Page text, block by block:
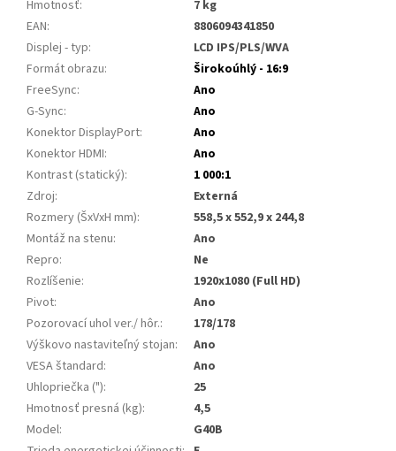
Hmotnosť:
7 kg
EAN:
8806094341850
Displej - typ:
LCD IPS/PLS/WVA
Formát obrazu:
Širokoúhlý - 16:9
FreeSync:
Ano
G-Sync:
Ano
Konektor DisplayPort:
Ano
Konektor HDMI:
Ano
Kontrast (statický):
1 000:1
Zdroj:
Externá
Rozmery (ŠxVxH mm):
558,5 x 552,9 x 244,8
Montáž na stenu:
Ano
Repro:
Ne
Rozlíšenie:
1920x1080 (Full HD)
Pivot:
Ano
Pozorovací uhol ver./ hôr.:
178/178
Výškovo nastaviteľný stojan:
Ano
VESA štandard:
Ano
Uhlopriečka ("):
25
Hmotnosť presná (kg):
4,5
Model:
G40B